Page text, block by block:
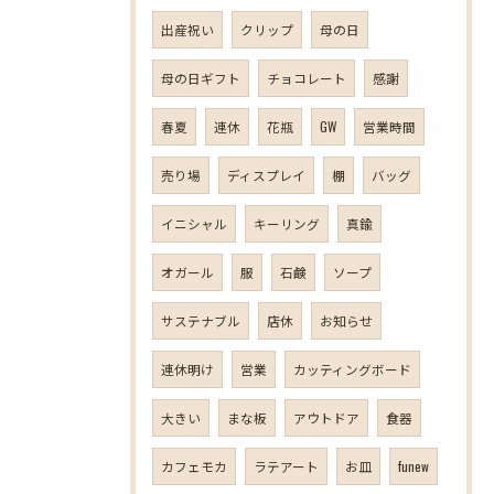
出産祝い クリップ 母の日
母の日ギフト チョコレート 感謝
春夏 連休 花瓶 GW 営業時間
売り場 ディスプレイ 棚 バッグ
イニシャル キーリング 真鍮
オガール 服 石鹸 ソープ
サステナブル 店休 お知らせ
連休明け 営業 カッティングボード
大きい まな板 アウトドア 食器
カフェモカ ラテアート お皿 funew